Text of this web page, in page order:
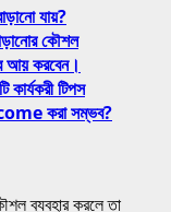
যায়?
কৌশল
আয় করবেন।
টিপস
করা সম্ভব?
ব্যবহার করলে তা